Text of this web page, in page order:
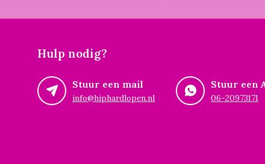
Hulp nodig?
Stuur een mail
info@hiphardlopen.nl
Stuur een
06-20973171